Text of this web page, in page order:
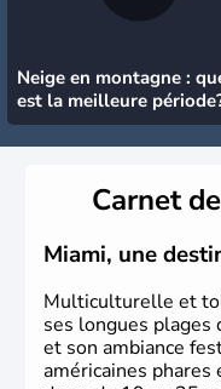
Neige en montagne :
est la meilleure
Carnet
Miami, une
Multiculturelle et
ses longues plages
et son ambiance
américaines